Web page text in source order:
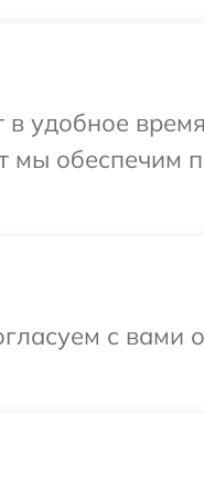
удобное
мы обеспечим
с вами